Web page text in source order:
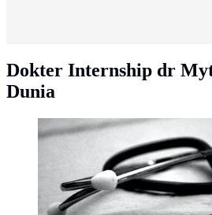
Dokter Internship dr
Dunia
Ilustrasi dokter/dok. Unsplash